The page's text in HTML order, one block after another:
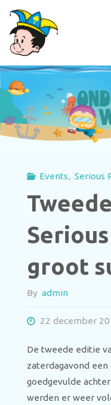
Events, Serious
groot
By admin
22 december
De tweede editie
zaterdagavond een
goedgevulde
werden er weer